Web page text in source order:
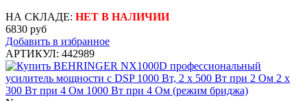
НА СКЛАДЕ: НЕТ В НАЛИЧИИ
6830 руб
Добавить в избранное
АРТИКУЛ: 442989